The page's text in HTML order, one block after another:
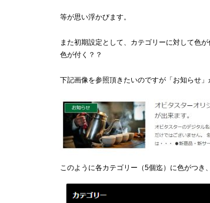
等が思い浮かびます。
また初期設定として、カテゴリーに対して色が
色が付く？？
下記画像を参照頂きたいのですが「お知らせ」
このように各カテゴリー（5個迄）に色がつき